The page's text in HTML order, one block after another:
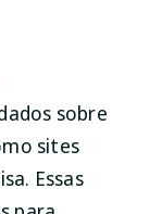
sobre
sites
Essas